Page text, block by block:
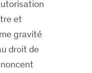
et
gravité
droit de